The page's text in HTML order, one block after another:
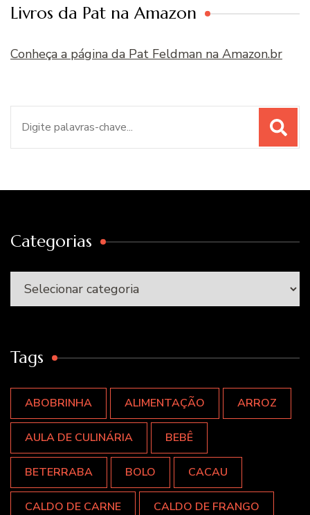
Livros da Pat na Amazon
Conheça a página da Pat Feldman na Amazon.br
Categorias
Categorias
Tags
ABOBRINHA ALIMENTAÇÃO ARROZ
AULA DE CULINÁRIA BEBÊ
BETERRABA BOLO CACAU
CALDO DE CARNE CALDO DE FRANGO